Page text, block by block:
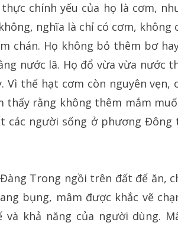
chính yếu của họ là cơm,
nghĩa là chỉ có cơm,
chán. Họ không bỏ thêm bơ
nước lã. Họ đổ vừa vừa nước
Vì thế hạt cơm còn nguyên
thấy rằng không thêm mắm
các người sống ở phương
Trong ngồi trên đất để ăn,
bụng, mâm được khắc vẽ
và khả năng của người dùng.